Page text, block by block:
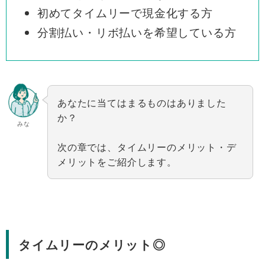
初めてタイムリーで現金化する方
分割払い・リボ払いを希望している方
みな
あなたに当てはまるものはありました
か？
次の章では、タイムリーのメリット・デ
メリットをご紹介します。
タイムリーのメリット◎